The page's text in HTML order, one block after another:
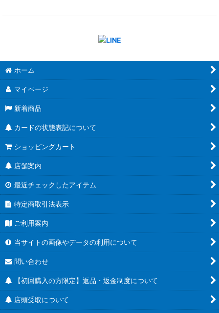
ホーム
マイページ
新着商品
カードの状態表記について
ショッピングカート
店舗案内
最近チェックしたアイテム
特定商取引法表示
ご利用案内
当サイトの画像やデータの利用について
問い合わせ
【初回購入の方限定】返品・返金制度について
店頭受取について